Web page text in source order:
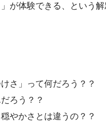
」が体験できる、という
さ」って何だろう？？
ろう？？
やかさとは違うの？？